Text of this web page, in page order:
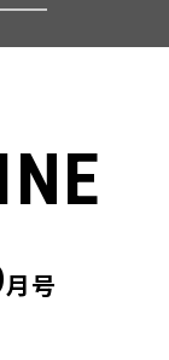
月号